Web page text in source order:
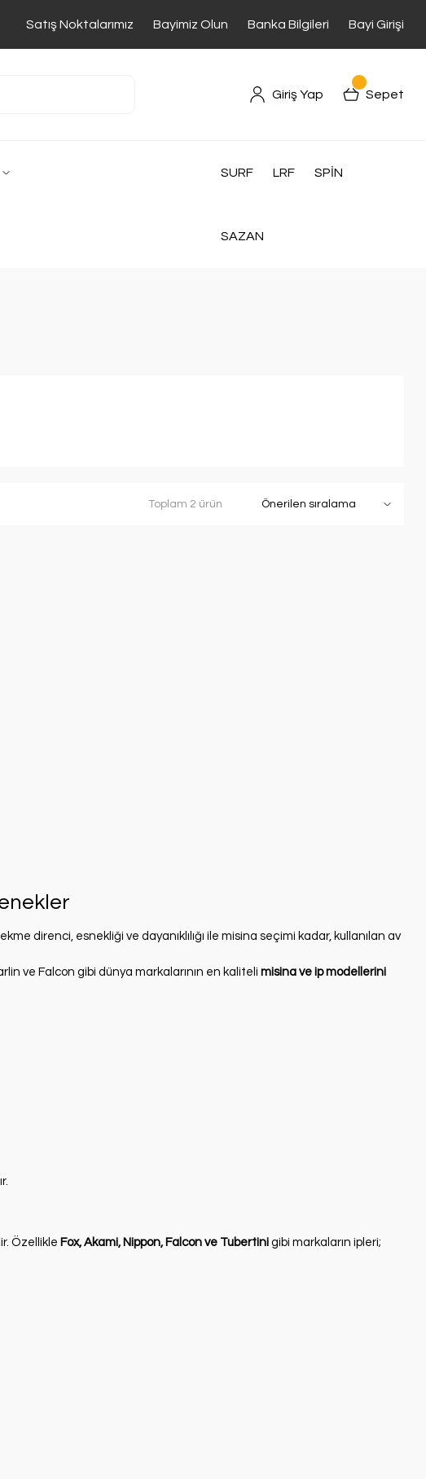
Satış Noktalarımız Bayimiz Olun Banka Bilgileri Bayi Girişi
Giriş Yap Sepet
SURF LRF SPİN
SAZAN
Toplam 2 ürün
direnci, esnekliği ve dayanıklılığı ile misina seçimi kadar, kullanılan av
ve Falcon gibi dünya markalarının en kaliteli misina ve ip modellerini
Özellikle Fox, Akami, Nippon, Falcon ve Tubertini gibi markaların ipleri;